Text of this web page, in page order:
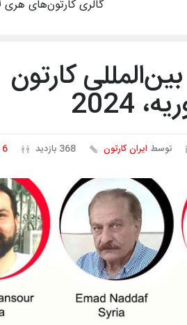
گالری کارتون‌های هری
کارتون
توسط ایران کارتون 368 بازدید 6 برچسب